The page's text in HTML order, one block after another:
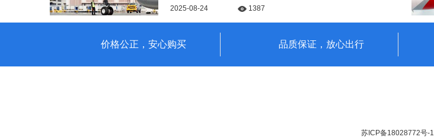
2025-08-24
1387
价格公正，安心购买 品质保证，放心出行
苏ICP备18028772号-1